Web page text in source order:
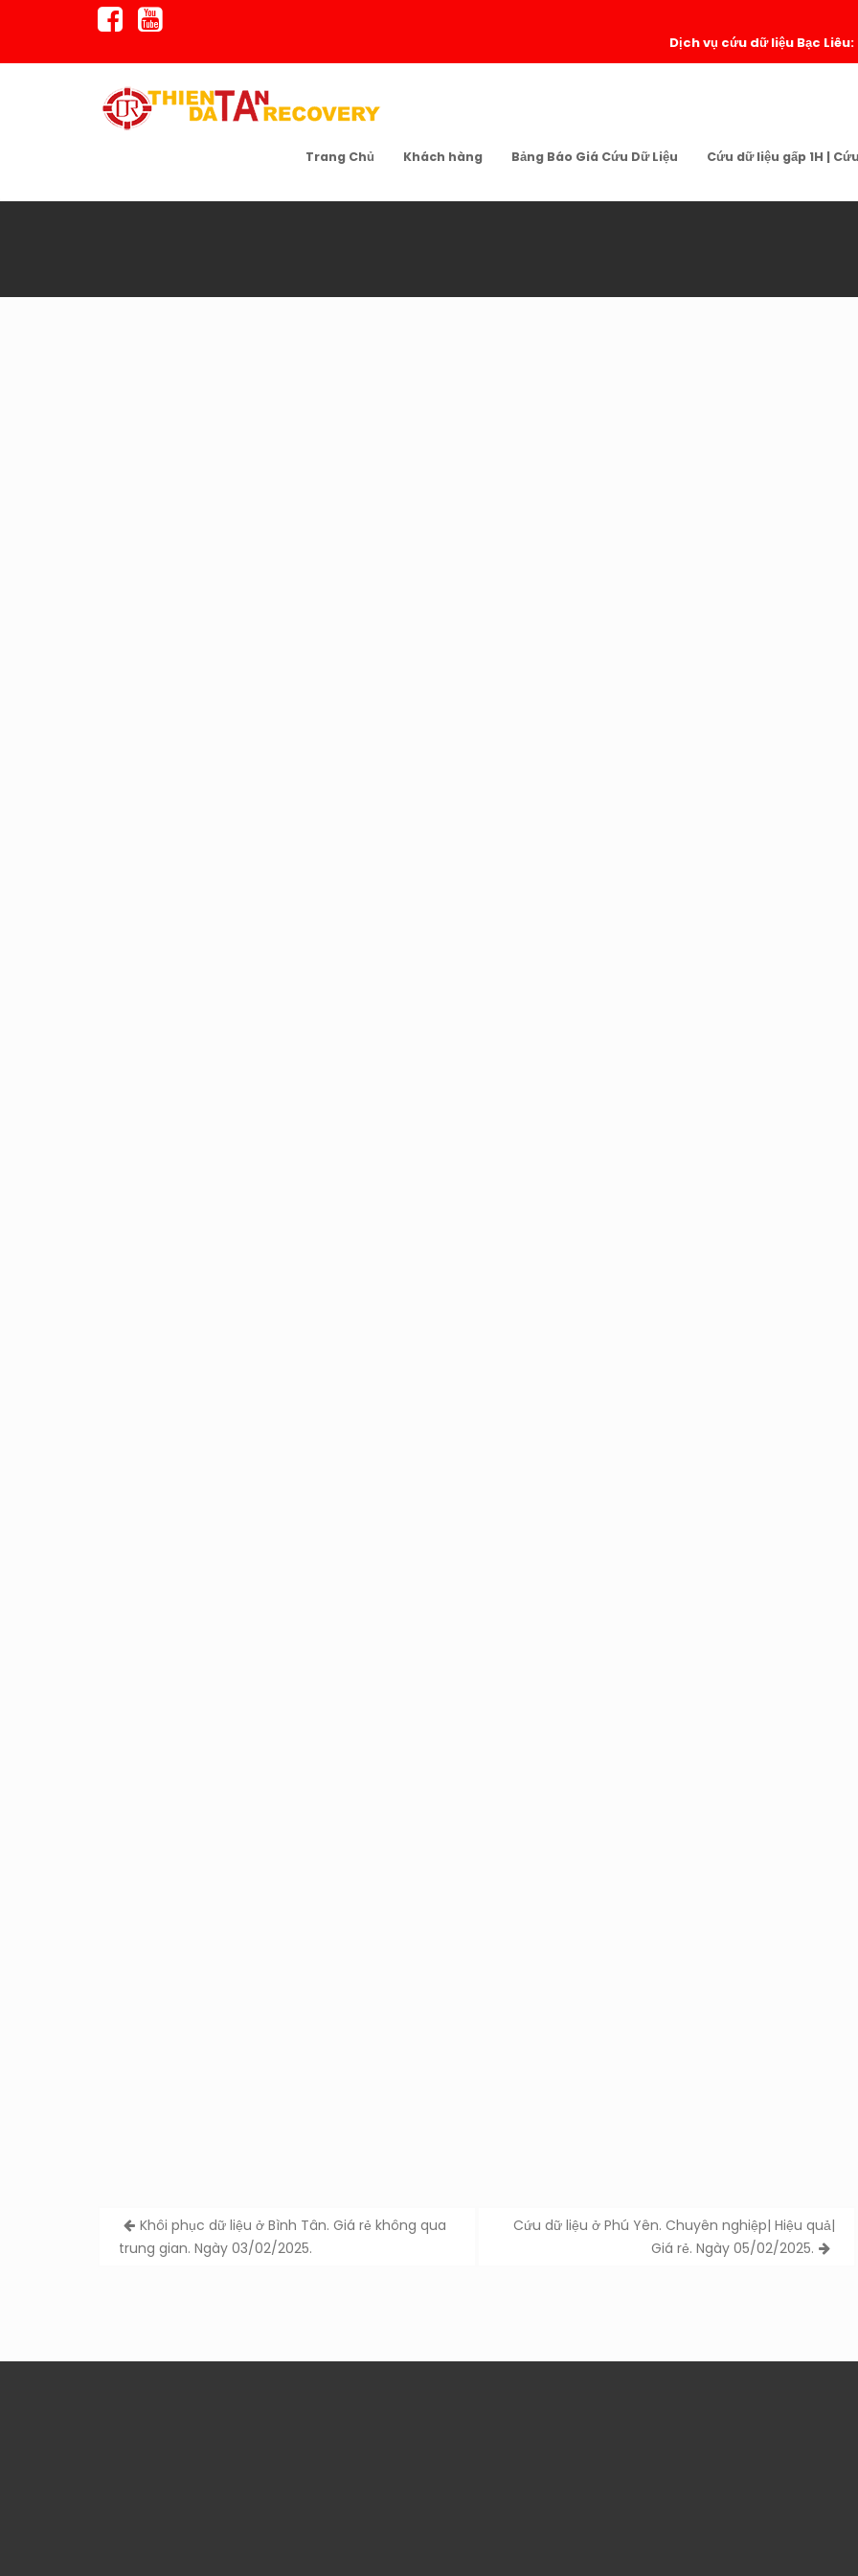
Dịch vụ cứu dữ liệu Bạc
Trang Chủ Khách hàng Bảng Báo Giá Cứu Dữ Liệu Cứu dữ liệu gấp 1H |
Post
navigation
Khôi phục dữ liệu ở Bình Tân. Giá rẻ không qua
trung gian. Ngày 03/02/2025.
Cứu dữ liệu ở Phú Yên. Chuyên nghiệp| Hiệu quả|
Giá rẻ. Ngày 05/02/2025.